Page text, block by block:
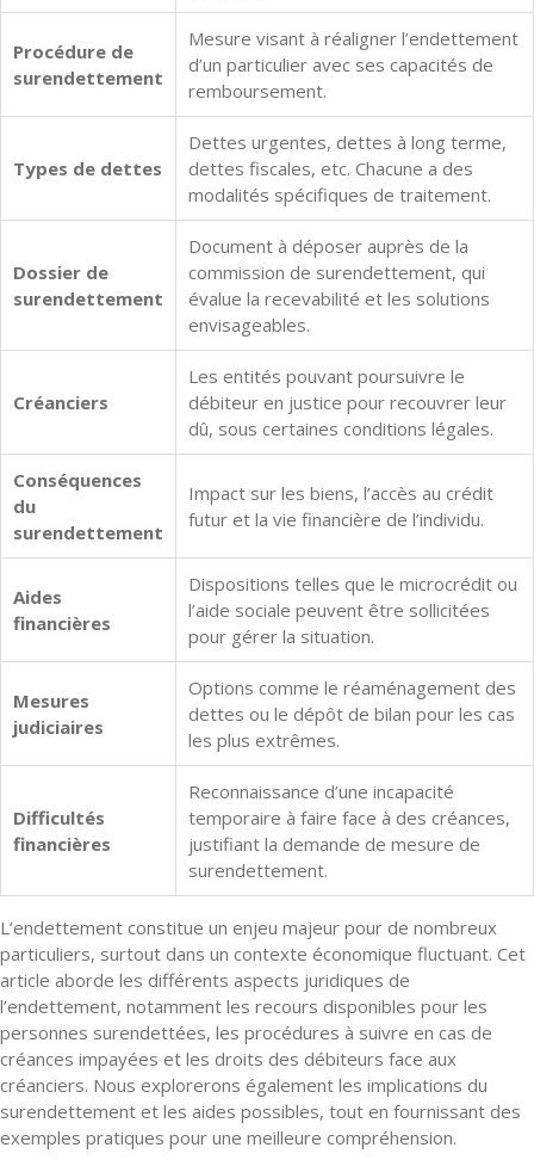
Procédure de
surendettement
Mesure visant à réaligner l’endettement
d’un particulier avec ses capacités de
remboursement.
Types de dettes
Dettes urgentes, dettes à long terme,
dettes fiscales, etc. Chacune a des
modalités spécifiques de traitement.
Dossier de
surendettement
Document à déposer auprès de la
commission de surendettement, qui
évalue la recevabilité et les solutions
envisageables.
Créanciers
Les entités pouvant poursuivre le
débiteur en justice pour recouvrer leur
dû, sous certaines conditions légales.
Conséquences
du
surendettement
Impact sur les biens, l’accès au crédit
futur et la vie financière de l’individu.
Aides
financières
Dispositions telles que le microcrédit ou
l’aide sociale peuvent être sollicitées
pour gérer la situation.
Mesures
judiciaires
Options comme le réaménagement des
dettes ou le dépôt de bilan pour les cas
les plus extrêmes.
Difficultés
financières
Reconnaissance d’une incapacité
temporaire à faire face à des créances,
justifiant la demande de mesure de
surendettement.
L’endettement constitue un enjeu majeur pour de nombreux
particuliers, surtout dans un contexte économique fluctuant. Cet
article aborde les différents aspects juridiques de
l’endettement, notamment les recours disponibles pour les
personnes surendettées, les procédures à suivre en cas de
créances impayées et les droits des débiteurs face aux
créanciers. Nous explorerons également les implications du
surendettement et les aides possibles, tout en fournissant des
exemples pratiques pour une meilleure compréhension.